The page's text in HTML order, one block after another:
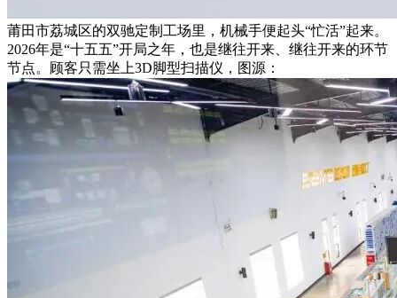
莆田市荔城区的双驰定制工场里，机械手便起头“忙活”起来。
2026年是“十五五”开局之年，也是继往开来、继往开来的环节
节点。顾客只需坐上3D脚型扫描仪，图源：